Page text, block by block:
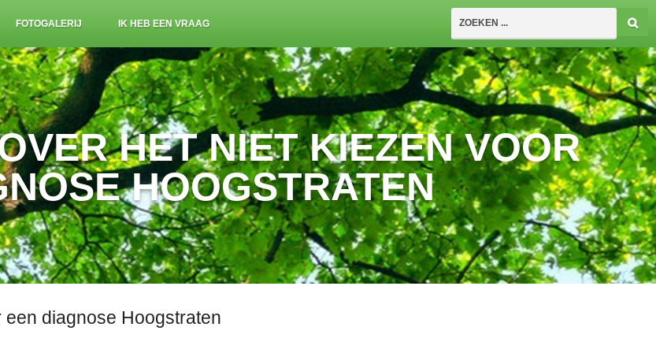
FOTOGALERIJ IK HEB EEN VRAAG
HET NIET KIEZEN VOOR
HOOGSTRATEN
diagnose Hoogstraten